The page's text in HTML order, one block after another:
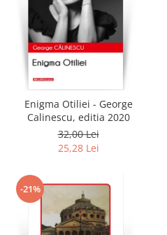
Enigma Otiliei - George
Calinescu, editia 2020
32,00 Lei
25,28 Lei
-21%